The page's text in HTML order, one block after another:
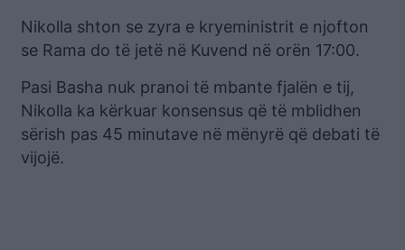
Nikolla shton se zyra e kryeministrit e njofton
se Rama do të jetë në Kuvend në orën 17:00.
Pasi Basha nuk pranoi të mbante fjalën e tij,
Nikolla ka kërkuar konsensus që të mblidhen
sërish pas 45 minutave në mënyrë që debati të
vijojë.